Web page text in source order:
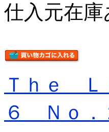
仕入元在庫
Ｔｈｅ Ｌ
６ Ｎｏ．